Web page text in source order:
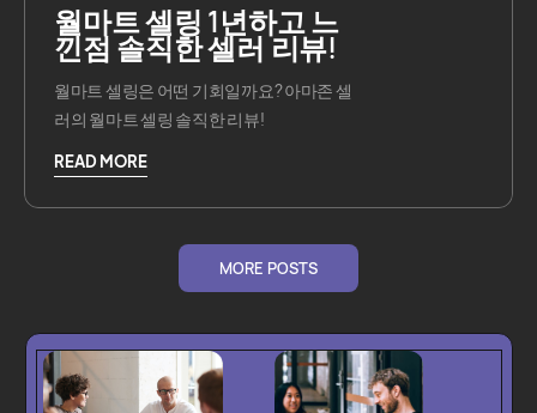
월마트 셀링 1년하고 느
낀점 솔직한 셀러 리뷰!
월마트 셀링은 어떤 기회일까요? 아마존 셀
러의 월마트 셀링 솔직한 리뷰!
READ MORE
MORE POSTS